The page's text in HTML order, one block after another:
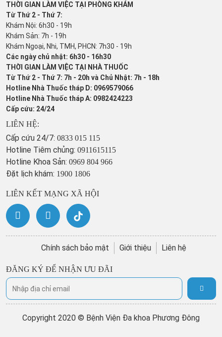
THỜI GIAN LÀM VIỆC TẠI PHÒNG KHÁM
Từ Thứ 2 - Thứ 7:
Khám Nội: 6h30 - 19h
Khám Sản: 7h - 19h
Khám Ngoại, Nhi, TMH, PHCN: 7h30 - 19h
Các ngày chủ nhật: 6h30 - 16h30
THỜI GIAN LÀM VIỆC TẠI NHÀ THUỐC
Từ Thứ 2 - Thứ 7: 7h - 20h và Chủ Nhật: 7h - 18h
Hotline Nhà Thuốc tháp D: 0969579066
Hotline Nhà Thuốc tháp A: 0982424223
Cấp cứu: 24/24
LIÊN HỆ:
Cấp cứu 24/7: 0833 015 115
Hotline Tiêm chủng: 0911615115
Hotline Khoa Sản: 0969 804 966
Đặt lịch khám: 1900 1806
LIÊN KẾT MẠNG XÃ HỘI
Chính sách bảo mật Giới thiệu Liên hệ
ĐĂNG KÝ ĐỂ NHẬN ƯU ĐÃI
Copyright 2020 © Bệnh Viện Đa khoa Phương Đông